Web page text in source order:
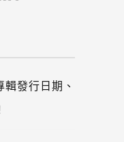
發行日期、